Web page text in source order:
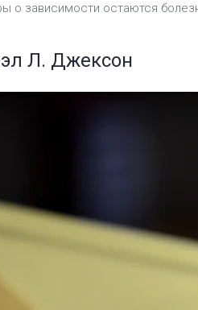
о зависимости остаются
Л. Джексон